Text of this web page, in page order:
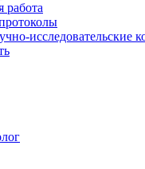
работа
исследовательские